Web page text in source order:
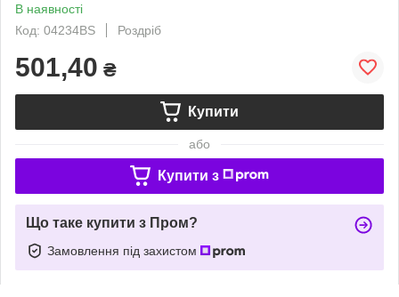
В наявності
Код: 04234BS
Роздріб
501,40 ₴
Купити
або
Купити з
Що таке купити з Пром?
Замовлення під захистом